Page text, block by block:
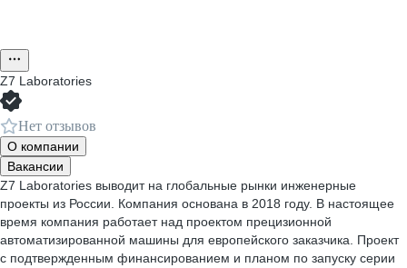
Z7 Laboratories
Нет отзывов
О компании
Вакансии
Z7 Laboratories выводит на глобальные рынки инженерные
проекты из России. Компания основана в 2018 году. В настоящее
время компания работает над проектом прецизионной
автоматизированной машины для европейского заказчика. Проект
с подтвержденным финансированием и планом по запуску серии